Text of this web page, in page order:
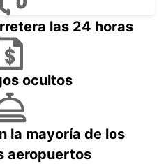
las 24 horas
ocultos
la mayoría de los
aeropuertos